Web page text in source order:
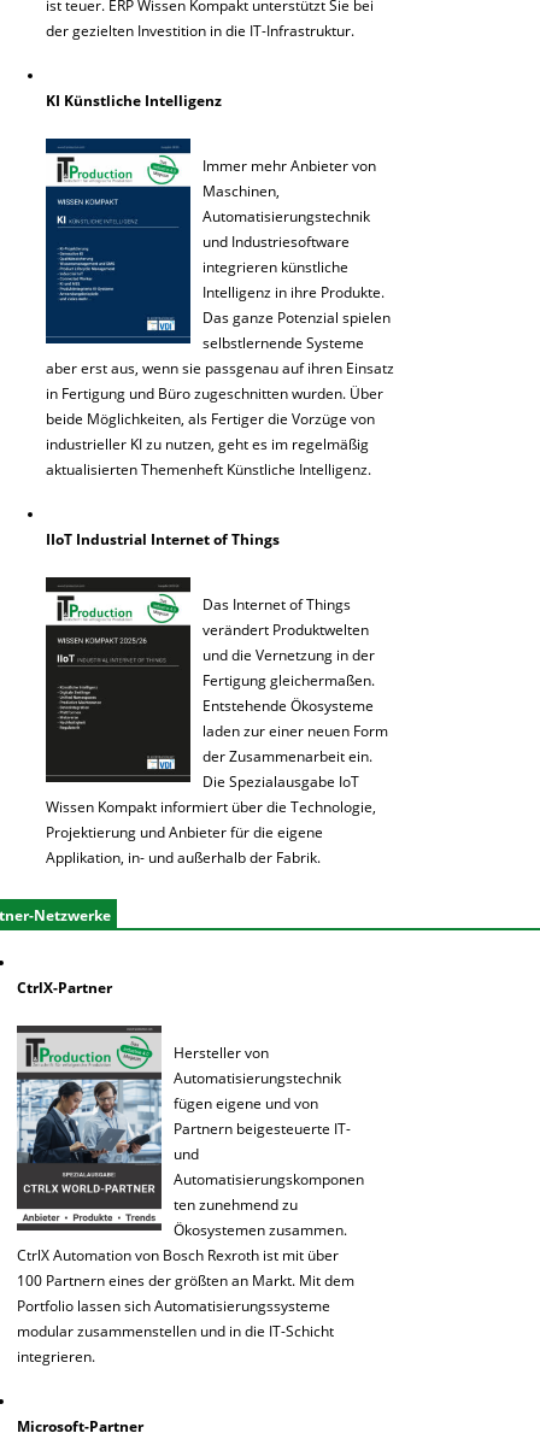
ist teuer. ERP Wissen Kompakt unterstützt Sie bei
der gezielten Investition in die IT-Infrastruktur.
KI Künstliche Intelligenz
Immer mehr Anbieter von
Maschinen,
Automatisierungstechnik
und Industriesoftware
integrieren künstliche
Intelligenz in ihre Produkte.
Das ganze Potenzial spielen
selbstlernende Systeme
aber erst aus, wenn sie passgenau auf ihren Einsatz
in Fertigung und Büro zugeschnitten wurden. Über
beide Möglichkeiten, als Fertiger die Vorzüge von
industrieller KI zu nutzen, geht es im regelmäßig
aktualisierten Themenheft Künstliche Intelligenz.
IIoT Industrial Internet of Things
Das Internet of Things
verändert Produktwelten
und die Vernetzung in der
Fertigung gleichermaßen.
Entstehende Ökosysteme
laden zur einer neuen Form
der Zusammenarbeit ein.
Die Spezialausgabe IoT
Wissen Kompakt informiert über die Technologie,
Projektierung und Anbieter für die eigene
Applikation, in- und außerhalb der Fabrik.
Netzwerke
CtrlX-Partner
Hersteller von
Automatisierungstechnik
fügen eigene und von
Partnern beigesteuerte IT-
und
Automatisierungskomponen
ten zunehmend zu
Ökosystemen zusammen.
CtrlX Automation von Bosch Rexroth ist mit über
100 Partnern eines der größten an Markt. Mit dem
Portfolio lassen sich Automatisierungssysteme
modular zusammenstellen und in die IT-Schicht
integrieren.
Microsoft-Partner